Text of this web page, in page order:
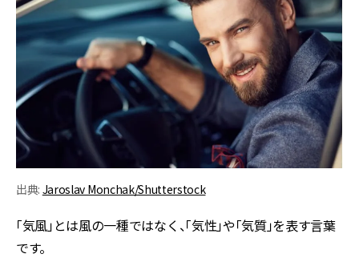
出典: Jaroslav Monchak/Shutterstock
「気風」とは風の一種ではなく、「気性」や「気質」を表す言葉
です。